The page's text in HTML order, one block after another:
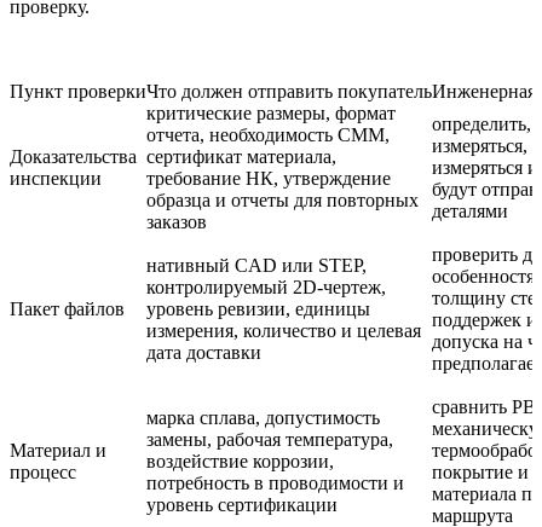
проверку.
Пункт проверкиЧто должен отправить покупательИнженерная
Доказательства
инспекции
критические размеры, формат
отчета, необходимость CMM,
сертификат материала,
требование НК, утверждение
образца и отчеты для повторных
заказов
определить,
измеряться,
измеряться
будут
деталями
Пакет файлов
нативный CAD или STEP,
контролируемый 2D-чертеж,
уровень ревизии, единицы
измерения, количество и целевая
дата доставки
проверить
толщину
поддержек и
допуска на
Материал и
процесс
марка сплава, допустимость
замены, рабочая температура,
воздействие коррозии,
потребность в проводимости и
уровень сертификации
сравнить
покрытие и
материала
маршрута